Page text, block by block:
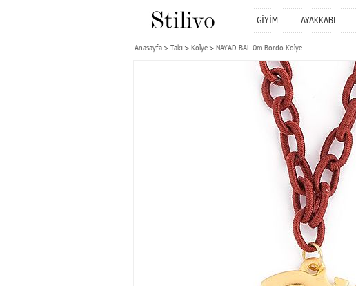
GİYİM AYAKKABI
Anasayfa Takı Kolye NAYAD BAL Om Bordo Kolye